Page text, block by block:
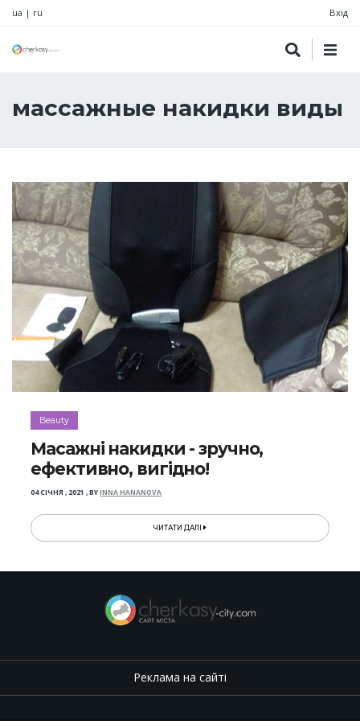
ua | ru Вхід
массажные накидки виды
Beauty
Масажні накидки - зручно,
ефективно, вигідно!
04 СІЧНЯ , 2021 ,BYINNA HANANOVA
ЧИТАТИ ДАЛІ
Реклама на сайті